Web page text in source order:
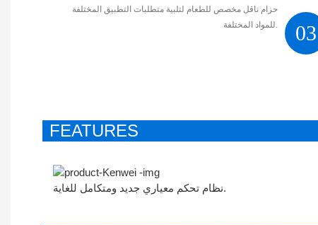
03
حزام ناقل مخصص للطعام لتلبية متطلبات التطبيق المختلفة
FEATURES
نظام تحكم معياري جديد ومتكامل للغاية.